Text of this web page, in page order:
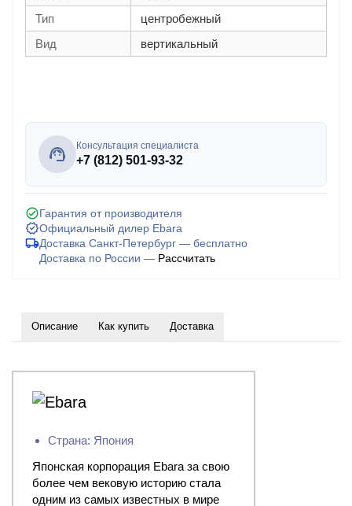
Тип
центробежный
Вид
вертикальный
Консультация специалиста
+7 (812) 501-93-32
Гарантия от производителя
Официальный дилер Ebara
Доставка Санкт-Петербург — бесплатно
Доставка по России — Рассчитать
Описание Как купить Доставка
Страна: Япония
Японская корпорация Ebara за свою
более чем вековую историю стала
одним из самых известных в мире